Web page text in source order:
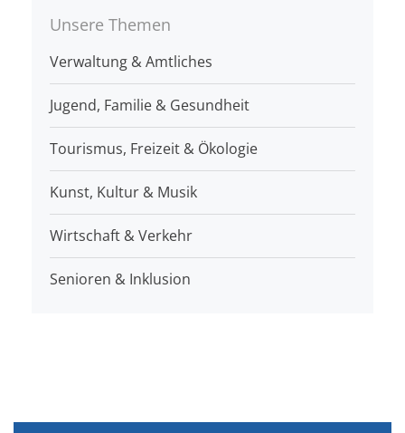
Unsere Themen
Verwaltung & Amtliches
Jugend, Familie & Gesundheit
Tourismus, Freizeit & Ökologie
Kunst, Kultur & Musik
Wirtschaft & Verkehr
Senioren & Inklusion